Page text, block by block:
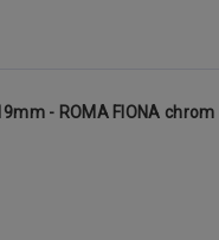
- ROMA FIONA chrom